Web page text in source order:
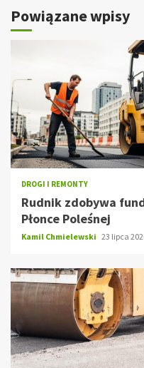
Powiązane wpisy
DROGI I REMONTY
Rudnik zdobywa
Płonce Poleśnej
Kamil Chmielewski 23 lipca